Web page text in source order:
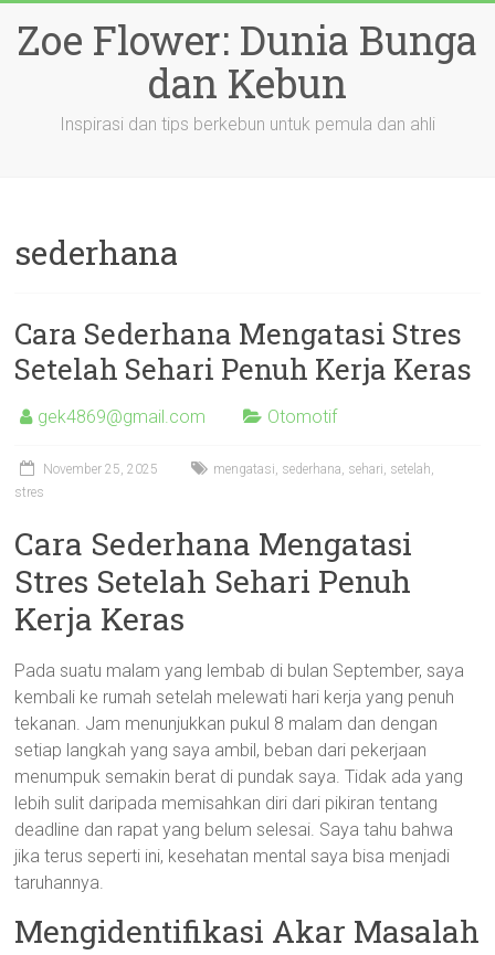
content
Zoe Flower: Dunia Bunga
dan Kebun
Inspirasi dan tips berkebun untuk pemula dan ahli
sederhana
Cara Sederhana Mengatasi Stres
Setelah Sehari Penuh Kerja Keras
gek4869@gmail.com Otomotif
November 25, 2025 mengatasi, sederhana, sehari, setelah,
stres
Cara Sederhana Mengatasi
Stres Setelah Sehari Penuh
Kerja Keras
Pada suatu malam yang lembab di bulan September, saya
kembali ke rumah setelah melewati hari kerja yang penuh
tekanan. Jam menunjukkan pukul 8 malam dan dengan
setiap langkah yang saya ambil, beban dari pekerjaan
menumpuk semakin berat di pundak saya. Tidak ada yang
lebih sulit daripada memisahkan diri dari pikiran tentang
deadline dan rapat yang belum selesai. Saya tahu bahwa
jika terus seperti ini, kesehatan mental saya bisa menjadi
taruhannya.
Mengidentifikasi Akar Masalah